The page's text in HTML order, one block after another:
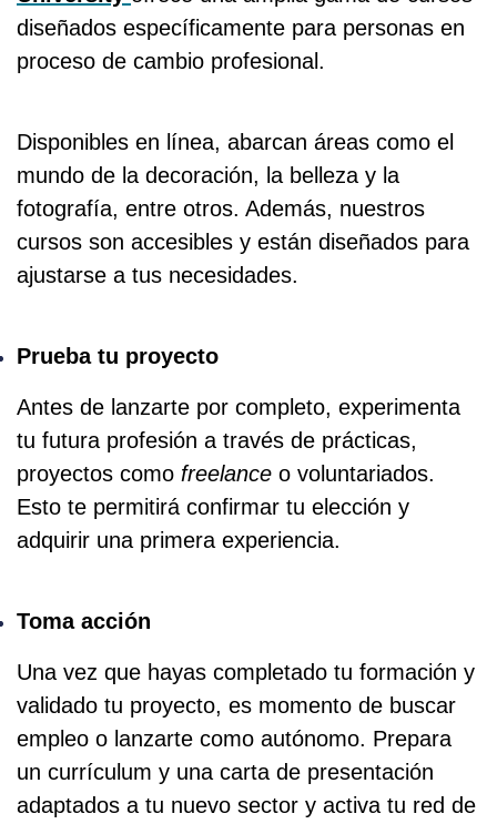
diseñados específicamente para personas en
proceso de cambio profesional.
Disponibles en línea, abarcan áreas como el
mundo de la decoración, la belleza y la
fotografía, entre otros. Además, nuestros
cursos son accesibles y están diseñados para
ajustarse a tus necesidades.
Prueba tu proyecto
Antes de lanzarte por completo, experimenta
tu futura profesión a través de prácticas,
proyectos como freelance o voluntariados.
Esto te permitirá confirmar tu elección y
adquirir una primera experiencia.
Toma acción
Una vez que hayas completado tu formación y
validado tu proyecto, es momento de buscar
empleo o lanzarte como autónomo. Prepara
un currículum y una carta de presentación
adaptados a tu nuevo sector y activa tu red de